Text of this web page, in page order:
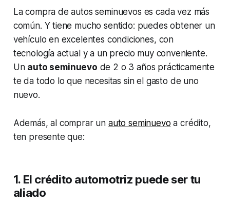
La compra de autos seminuevos es cada vez más
común. Y tiene mucho sentido: puedes obtener un
vehículo en excelentes condiciones, con
tecnología actual y a un precio muy conveniente.
Un auto seminuevo de 2 o 3 años prácticamente
te da todo lo que necesitas sin el gasto de uno
nuevo.
Además, al comprar un auto seminuevo a crédito,
ten presente que:
1. El crédito automotriz puede ser tu
aliado